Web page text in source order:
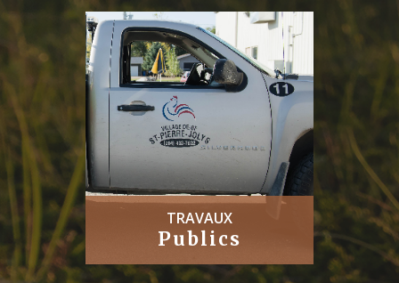
TRAVAUX
Publics